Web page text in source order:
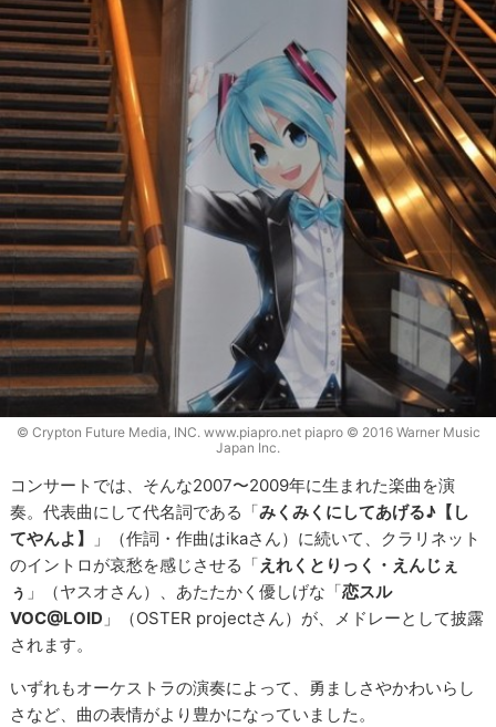
© Crypton Future Media, INC. www.piapro.net piapro © 2016 Warner Music
Japan Inc.
コンサートでは、そんな2007〜2009年に生まれた楽曲を演
奏。代表曲にして代名詞である「みくみくにしてあげる♪【し
てやんよ】
」（作詞・作曲はikaさん）に続いて、クラリネット
のイントロが哀愁を感じさせる「えれくとりっく・えんじぇ
ぅ 」（ヤスオさん）、あたたかく優しげな「恋スル
VOC@LOID 」（OSTER projectさん）が、メドレーとして披露
されます。
いずれもオーケストラの演奏によって、勇ましさやかわいらし
さなど、曲の表情がより豊かになっていました。